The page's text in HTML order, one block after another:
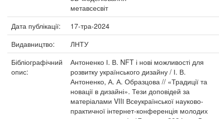
метавсесвіт
Дата публікації:
17-тра-2024
Видавництво:
ЛНТУ
Бібліографічний
опис:
Антоненко І. В. NFT і нові можливості для
розвитку українського дизайну / І. В.
Антоненко, А. А. Образцова // «Традиції та
новації в дизайні». Тези доповідей за
матеріалами VIIІ Всеукраїнської науково-
практичної інтернет-конференція молодих